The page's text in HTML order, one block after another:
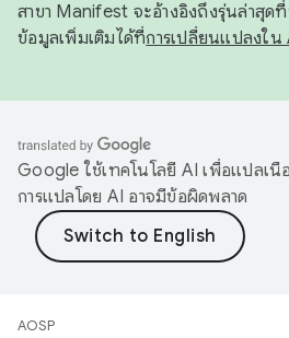
สาขา Manifest จะอ้างอิงถึงรุ่นล่าสุด
ข้อมูลเพิ่มเติมได้ที่การเปลี่ยนแปลงใน
Google ใช้เทคโนโลยี AI เพื่อแปลเ
การแปลโดย AI อาจมีข้อผิดพลาด
AOSP